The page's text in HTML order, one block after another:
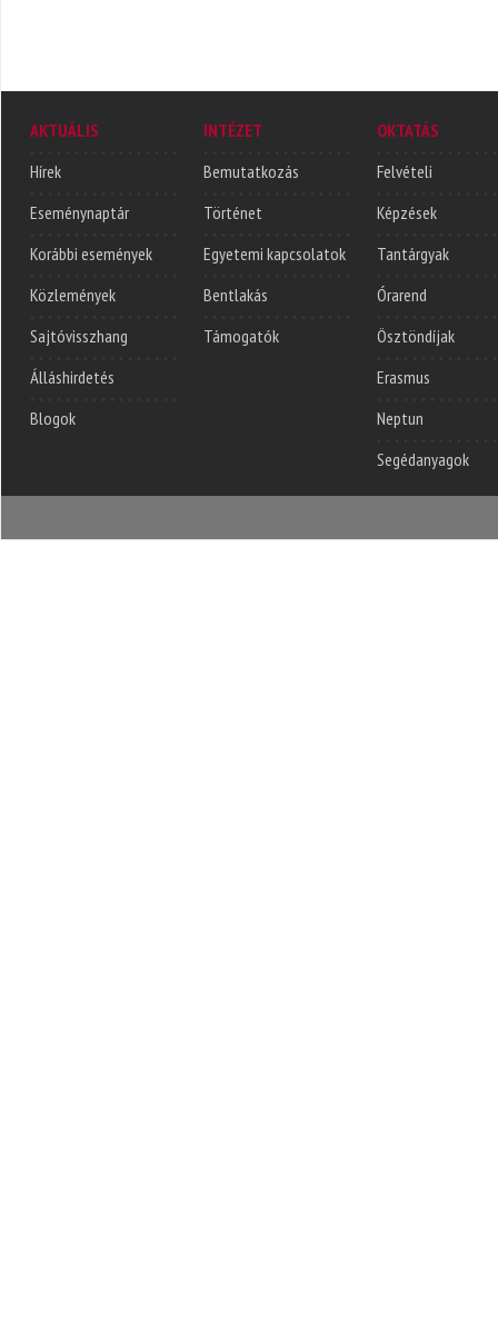
AKTUÁLIS
Hírek
Eseménynaptár
Korábbi események
Közlemények
Sajtóvisszhang
Álláshirdetés
Blogok
INTÉZET
Bemutatkozás
Történet
Egyetemi kapcsolatok
Bentlakás
Támogatók
OKTATÁS
Felvételi
Képzések
Tantárgyak
Órarend
Ösztöndíjak
Erasmus
Neptun
Segédanyagok